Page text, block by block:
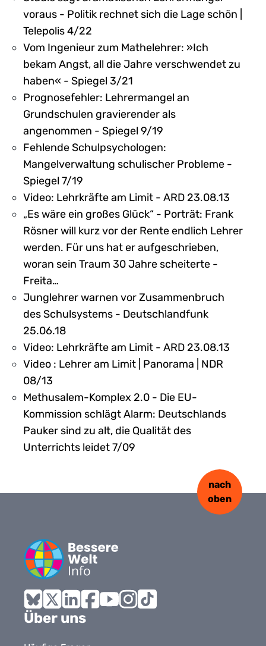
voraus - Politik rechnet sich die Lage schön |
Telepolis 4/22
Vom Ingenieur zum Mathelehrer: »Ich
bekam Angst, all die Jahre verschwendet zu
haben« - Spiegel 3/21
Prognosefehler: Lehrermangel an
Grundschulen gravierender als
angenommen - Spiegel 9/19
Fehlende Schulpsychologen:
Mangelverwaltung schulischer Probleme -
Spiegel 7/19
Video: Lehrkräfte am Limit - ARD 23.08.13
„Es wäre ein großes Glück“ - Porträt: Frank
Rösner will kurz vor der Rente endlich Lehrer
werden. Für uns hat er aufgeschrieben,
woran sein Traum 30 Jahre scheiterte -
Freita…
Junglehrer warnen vor Zusammenbruch
des Schulsystems - Deutschlandfunk
25.06.18
Video: Lehrkräfte am Limit - ARD 23.08.13
Video : Lehrer am Limit | Panorama | NDR
08/13
Methusalem-Komplex 2.0 - Die EU-
Kommission schlägt Alarm: Deutschlands
Pauker sind zu alt, die Qualität des
Unterrichts leidet 7/09
Bluesky
X LinkedInFacebook
nach
oben
Über uns